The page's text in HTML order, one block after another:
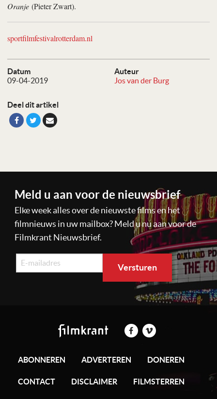
Datum
09-04-2019
Auteur
Jos van der Burg
Deel dit artikel
Oranje (Pieter Zwart).
sportfilmfestivalrotterdam.nl
Meld u aan voor de nieuwsbrief
Elke week alles over de nieuwste films en het
filmnieuws in uw mailbox? Meld u nu aan voor de
Filmkrant Nieuwsbrief.
ABONNEREN ADVERTEREN DONEREN
CONTACT DISCLAIMER FILMSTERREN